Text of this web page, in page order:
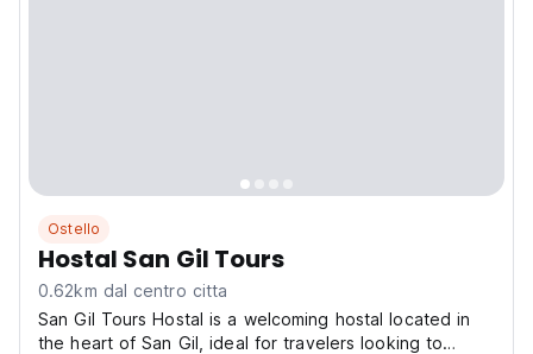
Ostello
Hostal San Gil Tours
0.62km dal centro citta
San Gil Tours Hostal is a welcoming hostal located in
the heart of San Gil, ideal for travelers looking to